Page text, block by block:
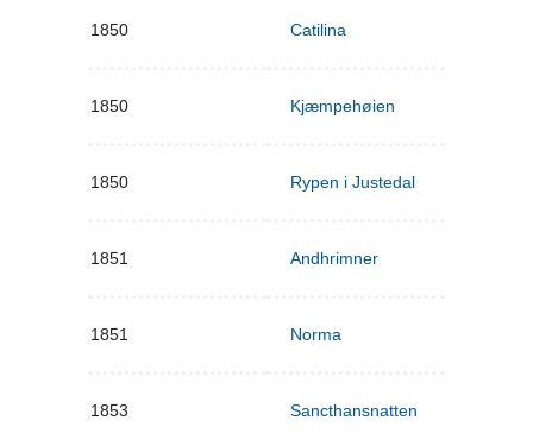
1850 Catilina
1850 Kjæmpehøien
1850 Rypen i Justedal
1851 Andhrimner
1851 Norma
1853 Sancthansnatten